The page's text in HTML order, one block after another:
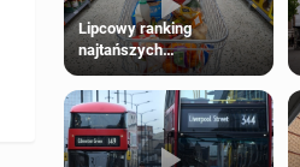
Lipcowy ranking
najtańszych
supermarketów